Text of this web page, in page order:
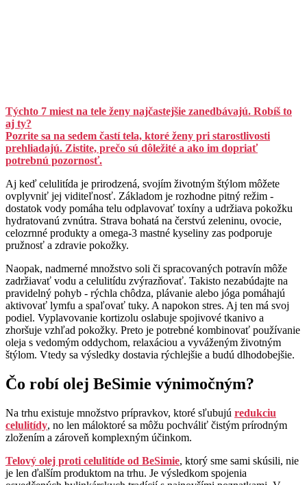
Týchto 7 miest na tele ženy najčastejšie zanedbávajú. Robíš to
aj ty?
Pozrite sa na sedem častí tela, ktoré ženy pri starostlivosti
prehliadajú. Zistite, prečo sú dôležité a ako im dopriať
potrebnú pozornosť.
Aj keď celulitída je prirodzená, svojím životným štýlom môžete
ovplyvniť jej viditeľnosť. Základom je rozhodne pitný režim -
dostatok vody pomáha telu odplavovať toxíny a udržiava pokožku
hydratovanú zvnútra. Strava bohatá na čerstvú zeleninu, ovocie,
celozrnné produkty a omega-3 mastné kyseliny zas podporuje
pružnosť a zdravie pokožky.
Naopak, nadmerné množstvo soli či spracovaných potravín môže
zadržiavať vodu a celulitídu zvýrazňovať. Takisto nezabúdajte na
pravidelný pohyb - rýchla chôdza, plávanie alebo jóga pomáhajú
aktivovať lymfu a spaľovať tuky. A napokon stres. Aj ten má svoj
podiel. Vyplavovanie kortizolu oslabuje spojivové tkanivo a
zhoršuje vzhľad pokožky. Preto je potrebné kombinovať používanie
oleja s vedomým oddychom, relaxáciou a vyváženým životným
štýlom. Vtedy sa výsledky dostavia rýchlejšie a budú dlhodobejšie.
Čo robí olej BeSimie výnimočným?
Na trhu existuje množstvo prípravkov, ktoré sľubujú redukciu
celulitídy, no len máloktoré sa môžu pochváliť čistým prírodným
zložením a zároveň komplexným účinkom.
Telový olej proti celulitíde od BeSimie, ktorý sme sami skúsili, nie
je len ďalším produktom na trhu. Je výsledkom spojenia